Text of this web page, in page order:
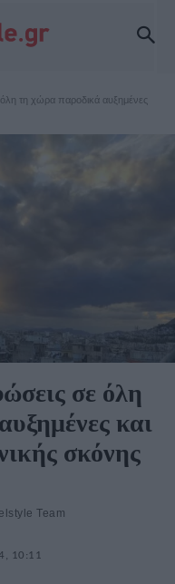
τη χώρα παροδικά αυξημένες
σε όλη
και
σκόνης
Team
10:11